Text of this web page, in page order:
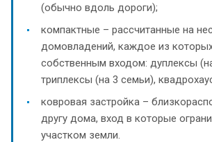
(обычно вдоль дороги);
компактные – рассчитанные на
домовладений, каждое из
собственным входом: дуплексы
триплексы (на 3 семьи),
ковровая застройка –
другу дома, вход в которые
участком земли.